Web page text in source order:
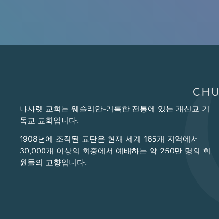
나사렛 교회는 웨슬리안-거룩한 전통에 있는 개신교 기
독교 교회입니다.
1908년에 조직된 교단은 현재 세계 165개 지역에서
30,000개 이상의 회중에서 예배하는 약 250만 명의 회
원들의 고향입니다.